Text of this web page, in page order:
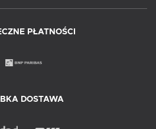
PŁATNOŚCI
DOSTAWA